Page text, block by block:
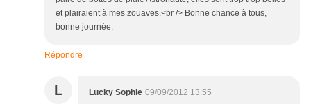
et plairaient à mes zouaves.<br /> Bonne chance à tous,
bonne journée.
Répondre
L Lucky Sophie 09/09/2012 13:55